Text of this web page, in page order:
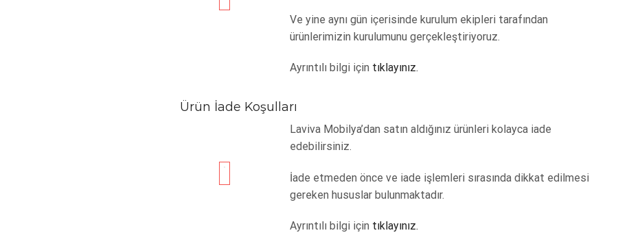
Ve yine aynı gün içerisinde kurulum ekipleri tarafından
ürünlerimizin kurulumunu gerçekleştiriyoruz.
Ayrıntılı bilgi için tıklayınız.
Ürün İade Koşulları
Laviva Mobilya’dan satın aldığınız ürünleri kolayca iade
edebilirsiniz.
İade etmeden önce ve iade işlemleri sırasında dikkat edilmesi
gereken hususlar bulunmaktadır.
Ayrıntılı bilgi için tıklayınız.